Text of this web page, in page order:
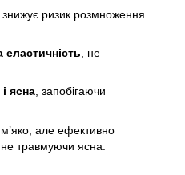
знижує ризик розмноження
, не
ясна, запобігаючи
м’яко, але ефективно
не травмуючи ясна.